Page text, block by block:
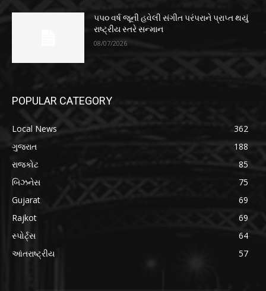
૫૫૦ વર્ષ જૂની હવેલી સંગીત પરંપરાને પ્રાપ્ત થયું
રાષ્ટ્રીય સ્તરે સન્માન
08/07/2026
POPULAR CATEGORY
Local News
362
ગુજરાત
188
રાજકોટ
85
બિઝનેસ
75
Gujarat
69
Rajkot
69
સ્પોર્ટ્સ
64
આંતરાષ્ટ્રીય
57